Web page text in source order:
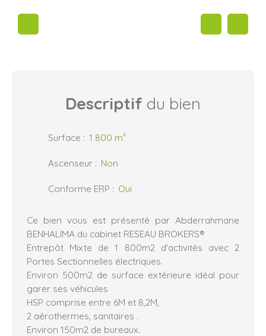
Descriptif du bien
Surface : 1 800 m²
Ascenseur : Non
Conforme ERP : Oui
Ce bien vous est présenté par Abderrahmane
BENHALIMA du cabinet RESEAU BROKERS®
Entrepôt Mixte de 1 800m2 d'activités avec 2
Portes Sectionnelles électriques.
Environ 500m2 de surface extérieure idéal pour
garer ses véhicules
HSP comprise entre 6M et 8,2M,
2 aérothermes, sanitaires .
Environ 150m2 de bureaux.